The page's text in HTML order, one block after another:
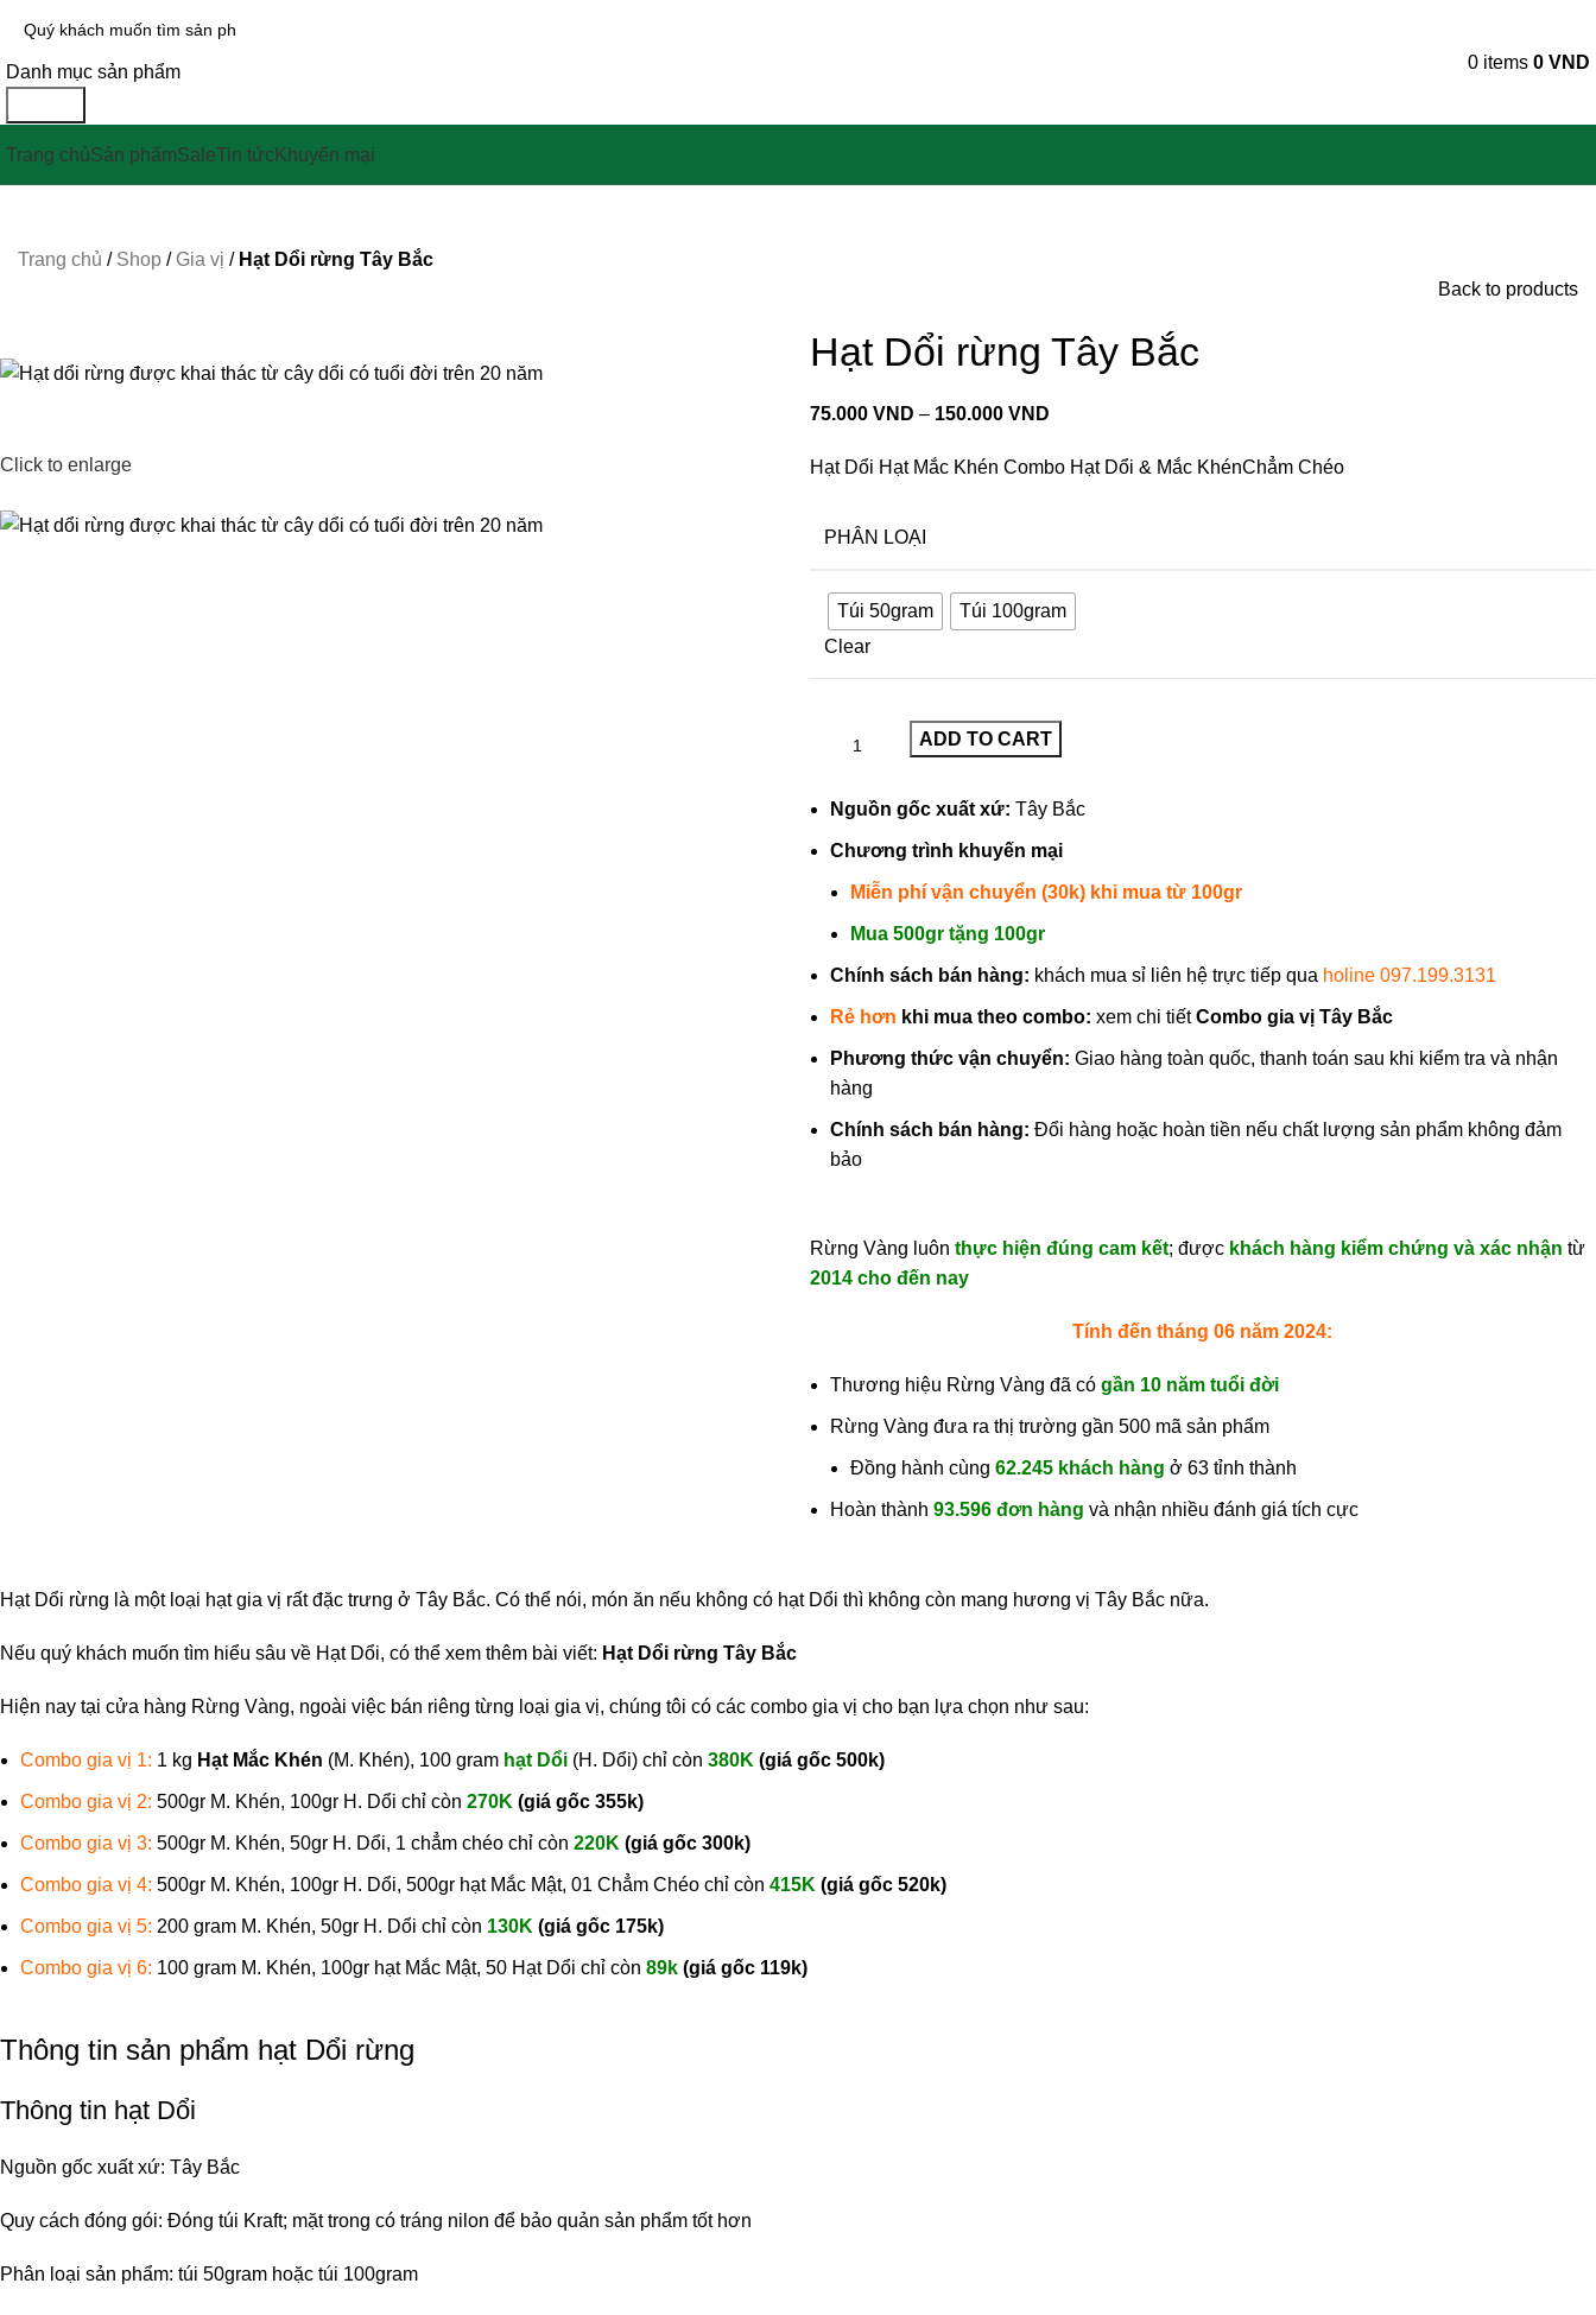
Danh mục sản phẩm
0 items 0 VND
Trang chủSản phẩmSaleTin tức Khuyến mại
Trang chủ / Shop / Gia vị / Hạt Dổi rừng Tây Bắc
Back to products
Click to enlarge
Hạt Dổi rừng Tây Bắc
75.000 VND – 150.000 VND
Hạt Dổi Hạt Mắc Khén Combo Hạt Dổi & Mắc KhénChẳm Chéo
PHÂN LOẠI
Túi 50gram
Túi 100gram
Clear
ADD TO CART
Nguồn gốc xuất xứ: Tây Bắc
Chương trình khuyến mại
Miễn phí vận chuyển (30k) khi mua từ 100gr
Mua 500gr tặng 100gr
Chính sách bán hàng: khách mua sỉ liên hệ trực tiếp qua holine 097.199.3131
Rẻ hơn khi mua theo combo: xem chi tiếtCombo gia vị Tây Bắc
Phương thức vận chuyển: Giao hàng toàn quốc, thanh toán sau khi kiểm tra và nhận
hàng
Chính sách bán hàng: Đổi hàng hoặc hoàn tiền nếu chất lượng sản phẩm không đảm
bảo
Rừng Vàng luôn thực hiện đúng cam kết; được khách hàng kiểm chứng và xác nhận từ
2014 cho đến nay
Tính đến tháng 06 năm 2024:
Thương hiệu Rừng Vàng đã có gần 10 năm tuổi đời
Rừng Vàng đưa ra thị trường gần 500 mã sản phẩm
Đồng hành cùng 62.245 khách hàng ở 63 tỉnh thành
Hoàn thành 93.596 đơn hàng và nhận nhiều đánh giá tích cực
Hạt Dổi rừng là một loại hạt gia vị rất đặc trưng ở Tây Bắc. Có thể nói, món ăn nếu không có hạt Dổi thì không còn mang hương vị Tây Bắc nữa.
Nếu quý khách muốn tìm hiểu sâu về Hạt Dổi, có thể xem thêm bài viết: Hạt Dổi rừng Tây Bắc
Hiện nay tại cửa hàng Rừng Vàng, ngoài việc bán riêng từng loại gia vị, chúng tôi có các combo gia vị cho bạn lựa chọn như sau:
Combo gia vị 1: 1 kg Hạt Mắc Khén (M. Khén), 100 gram hạt Dổi (H. Dổi) chỉ còn380K(giá gốc 500k)
Combo gia vị 2: 500gr M. Khén, 100gr H. Dổi chỉ còn270K(giá gốc 355k)
Combo gia vị 3: 500gr M. Khén, 50gr H. Dổi, 1 chẳm chéo chỉ còn220K(giá gốc 300k)
Combo gia vị 4: 500gr M. Khén, 100gr H. Dổi, 500gr hạt Mắc Mật, 01 Chẳm Chéo chỉ còn415K(giá gốc 520k)
Combo gia vị 5: 200 gram M. Khén, 50gr H. Dổi chỉ còn 130K(giá gốc 175k)
Combo gia vị 6: 100 gram M. Khén, 100gr hạt Mắc Mật, 50 Hạt Dổi chỉ còn89k(giá gốc 119k)
Thông tin sản phẩm hạt Dổi rừng
Thông tin hạt Dổi
Nguồn gốc xuất xứ: Tây Bắc
Quy cách đóng gói: Đóng túi Kraft; mặt trong có tráng nilon để bảo quản sản phẩm tốt hơn
Phân loại sản phẩm: túi 50gram hoặc túi 100gram